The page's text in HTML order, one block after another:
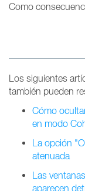
Como
Los siguientes
también pueden
Cómo
en modo
La opción
atenuada
Las
aparecen